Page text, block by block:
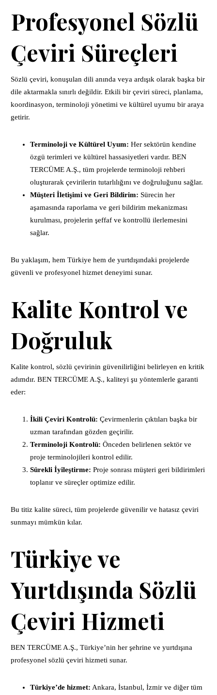
Profesyonel Sözlü
Çeviri Süreçleri
Sözlü çeviri, konuşulan dili anında veya ardışık olarak başka bir
dile aktarmakla sınırlı değildir. Etkili bir çeviri süreci, planlama,
koordinasyon, terminoloji yönetimi ve kültürel uyumu bir araya
getirir.
Terminoloji ve Kültürel Uyum: Her sektörün kendine
özgü terimleri ve kültürel hassasiyetleri vardır. BEN
TERCÜME A.Ş., tüm projelerde terminoloji rehberi
oluşturarak çevirilerin tutarlılığını ve doğruluğunu sağlar.
Müşteri İletişimi ve Geri Bildirim: Sürecin her
aşamasında raporlama ve geri bildirim mekanizması
kurulması, projelerin şeffaf ve kontrollü ilerlemesini
sağlar.
Bu yaklaşım, hem Türkiye hem de yurtdışındaki projelerde
güvenli ve profesyonel hizmet deneyimi sunar.
Kalite Kontrol ve
Doğruluk
Kalite kontrol, sözlü çevirinin güvenilirliğini belirleyen en kritik
adımdır. BEN TERCÜME A.Ş., kaliteyi şu yöntemlerle garanti
eder:
İkili Çeviri Kontrolü: Çevirmenlerin çıktıları başka bir
uzman tarafından gözden geçirilir.
Terminoloji Kontrolü: Önceden belirlenen sektör ve
proje terminolojileri kontrol edilir.
Sürekli İyileştirme: Proje sonrası müşteri geri bildirimleri
toplanır ve süreçler optimize edilir.
Bu titiz kalite süreci, tüm projelerde güvenilir ve hatasız çeviri
sunmayı mümkün kılar.
Türkiye ve
Yurtdışında Sözlü
Çeviri Hizmeti
BEN TERCÜME A.Ş., Türkiye’nin her şehrine ve yurtdışına
profesyonel sözlü çeviri hizmeti sunar.
Türkiye’de hizmet: Ankara, İstanbul, İzmir ve diğer tüm